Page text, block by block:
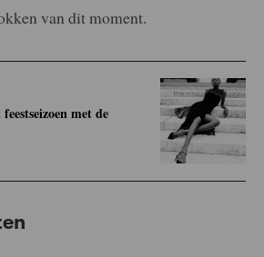
van dit moment.
met de